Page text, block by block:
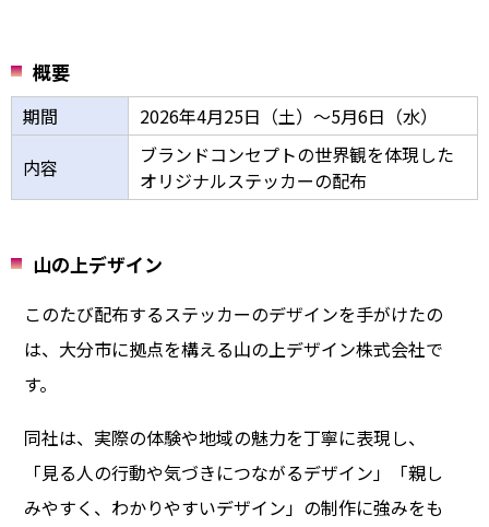
概要
期間
2026年4月25日（土）～5月6日（水）
内容
ブランドコンセプトの世界観を体現した
オリジナルステッカーの配布
山の上デザイン
このたび配布するステッカーのデザインを手がけたの
は、大分市に拠点を構える山の上デザイン株式会社で
す。
同社は、実際の体験や地域の魅力を丁寧に表現し、
「見る人の行動や気づきにつながるデザイン」「親し
みやすく、わかりやすいデザイン」の制作に強みをも